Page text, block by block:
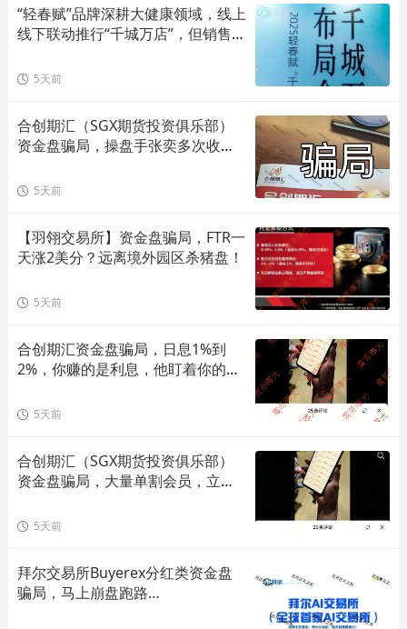
“轻春赋”品牌深耕大健康领域，线上
线下联动推行“千城万店”，但销售模
5天前
合创期汇（SGX期货投资俱乐部）
资金盘骗局，操盘手张奕多次收割
5天前
【羽翎交易所】资金盘骗局，FTR一
天涨2美分？远离境外园区杀猪盘！
5天前
合创期汇资金盘骗局，日息1%到
2%，你赚的是利息，他盯着你的本
5天前
合创期汇（SGX期货投资俱乐部）
资金盘骗局，大量单割会员，立即
5天前
拜尔交易所Buyerex分红类资金盘
骗局，马上崩盘跑路…